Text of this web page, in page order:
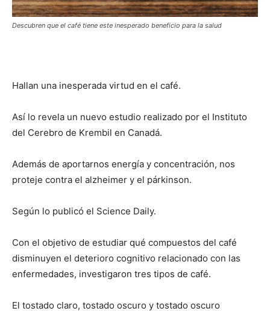
Descubren que el café tiene este inesperado beneficio para la salud
Hallan una inesperada virtud en el café.
Así lo revela un nuevo estudio realizado por el Instituto
del Cerebro de Krembil en Canadá.
Además de aportarnos energía y concentración, nos
proteje contra el alzheimer y el párkinson.
Según lo publicó el Science Daily.
Con el objetivo de estudiar qué compuestos del café
disminuyen el deterioro cognitivo relacionado con las
enfermedades, investigaron tres tipos de café.
El tostado claro, tostado oscuro y tostado oscuro